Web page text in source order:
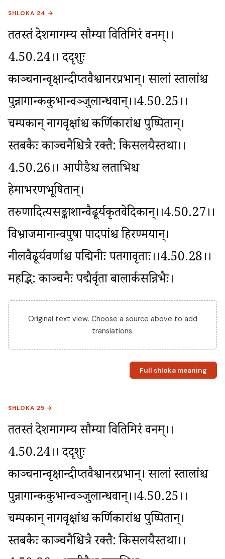
SHLOKA 24 →
ततस्तं देशमागम्य सौम्या वितिमिरं वनम्।।
4.50.24।। ददृशुः
काञ्चनान्वृक्षान्दीप्तवैश्वानरप्रभान्। सालां स्तालांश्च
पुन्नागान्ककुभान्वञ्जुलान्धवान्।।4.50.25।।
चम्पकान् नागवृक्षांश्च कर्णिकारांश्च पुष्पितान्।
स्तबकैः काञ्चनैश्चित्रै रक्तै: किसलयैस्तथा।।
4.50.26।। आपीडैश्च लताभिश्च
हेमाभरणभूषितान्।
तरुणादित्यसङ्काशान्वैढूर्यकृतवेदिकान्।।4.50.27।।
विभ्राजमानान्वपुषा पादपांश्च हिरण्मयान्।
नीलवैढूर्यवर्णाश्च पद्मिनीः पतगावृताः।।4.50.28।।
महद्भि: काञ्चनैः पद्मैर्वृता बालार्कसन्निभैः।
Original text view. Choose a source above to add
translations.
Full shloka meaning
SHLOKA 25 →
ततस्तं देशमागम्य सौम्या वितिमिरं वनम्।।
4.50.24।। ददृशुः
काञ्चनान्वृक्षान्दीप्तवैश्वानरप्रभान्। सालां स्तालांश्च
पुन्नागान्ककुभान्वञ्जुलान्धवान्।।4.50.25।।
चम्पकान् नागवृक्षांश्च कर्णिकारांश्च पुष्पितान्।
स्तबकैः काञ्चनैश्चित्रै रक्तै: किसलयैस्तथा।।